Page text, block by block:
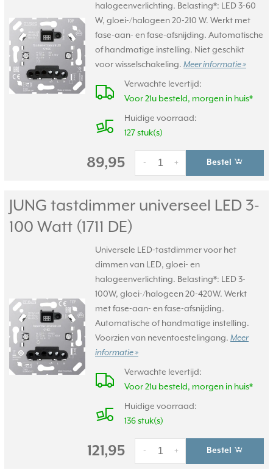
halogeenverlichting. Belasting*: LED 3-60
W, gloei-/halogeen 20-210 W. Werkt met
fase-aan- en fase-afsnijding. Automatische
of handmatige instelling. Niet geschikt
voor wisselschakeling. Meer informatie »
Verwachte levertijd:
Voor 21u besteld, morgen in huis*
Huidige voorraad:
127 stuk(s)
89,95 +
- Bestel
JUNG tastdimmer universeel LED 3-
100 Watt (1711 DE)
Universele LED-tastdimmer voor het
dimmen van LED, gloei- en
halogeenverlichting. Belasting*: LED 3-
100W, gloei-/halogeen 20-420W. Werkt
met fase-aan- en fase-afsnijding.
Automatische of handmatige instelling.
Voorzien van neventoestelingang. Meer
informatie »
Verwachte levertijd:
Voor 21u besteld, morgen in huis*
Huidige voorraad:
136 stuk(s)
121,95 +
- Bestel